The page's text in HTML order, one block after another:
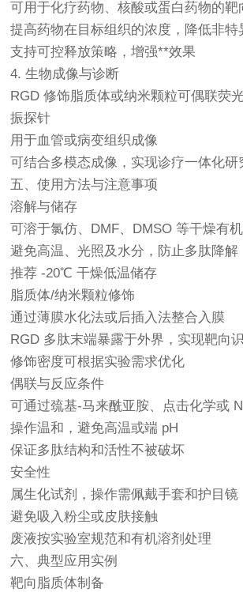
可用于化疗药物、核酸或蛋白药物的靶
提高药物在目标组织的浓度，降低非特
支持可控释放策略，增强**效果
4. 生物成像与诊断
RGD 修饰脂质体或纳米颗粒可偶联荧
振探针
用于血管或病变组织成像
可结合多模态成像，实现诊疗一体化研
五、使用方法与注意事项
溶解与储存
可溶于氯仿、DMF、DMSO 等干燥有
避免高温、光照及水分，防止多肽降解
推荐 -20℃ 干燥低温储存
脂质体/纳米颗粒修饰
通过薄膜水化法或后插入法整合入膜
RGD 多肽末端暴露于外界，实现靶向
修饰密度可根据实验需求优化
偶联与反应条件
可通过巯基-马来酰亚胺、点击化学或
操作温和，避免高温或端 pH
保证多肽结构和活性不被破坏
安全性
属生化试剂，操作需佩戴手套和护目镜
避免吸入粉尘或皮肤接触
废液按实验室规范和有机溶剂处理
六、典型应用实例
靶向脂质体制备